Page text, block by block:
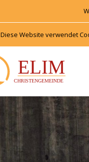
Diese Website verwendet